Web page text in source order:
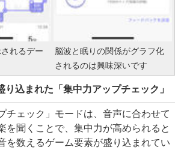
れるデー
脳波と眠りの関係がグラフ化
されるのは興味深いです
り込まれた「集中力アップチェック」
ェック」モードは、音声に合わせて
を聞くことで、集中力が高められると
を数えるゲーム要素が盛り込まれてい